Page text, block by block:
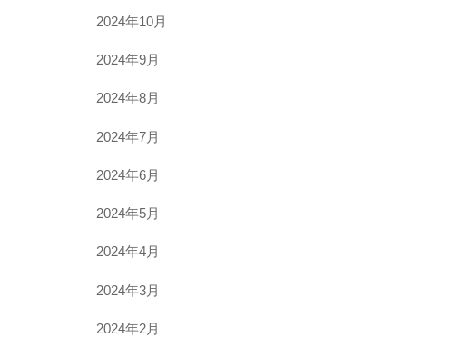
2024年10月
2024年9月
2024年8月
2024年7月
2024年6月
2024年5月
2024年4月
2024年3月
2024年2月